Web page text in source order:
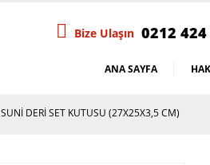
Bize Ulaşın 0212
ANA SAYFA
SUNI DERI SET KUTUSU (27X25X3,5 CM)